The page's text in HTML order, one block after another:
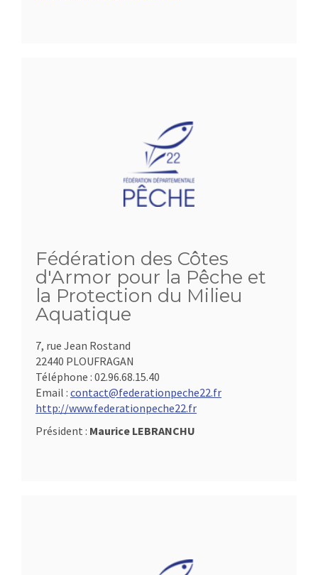
Fédération des Côtes
d'Armor pour la Pêche et
la Protection du Milieu
Aquatique
7, rue Jean Rostand
22440 PLOUFRAGAN
Téléphone : 02.96.68.15.40
Email : contact@federationpeche22.fr
http://www.federationpeche22.fr
Président : Maurice LEBRANCHU